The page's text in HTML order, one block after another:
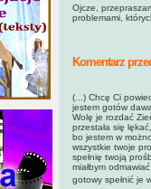
Ojcze,
problemami,
Komentarz
(...) Chcę Ci
jestem gotów
Wolę je rozdać
przestała się
bo jestem w
wszystkie twoje
spełnię twoją
miałbym
gotowy spełnić je